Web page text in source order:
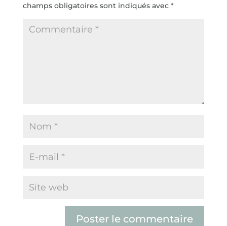
champs obligatoires sont indiqués avec *